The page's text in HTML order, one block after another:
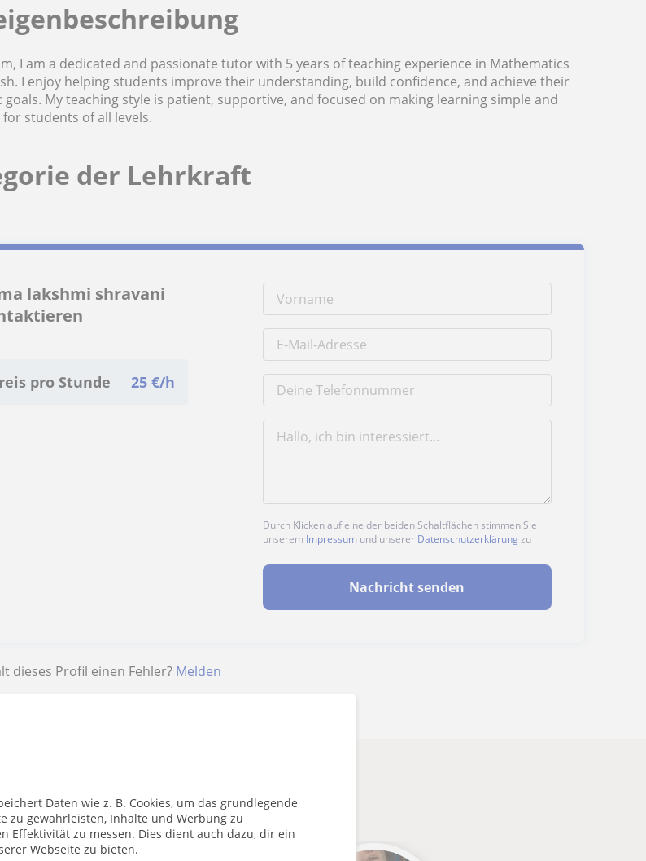
Daten wie z. B. Cookies, um das grundlegende
zu gewährleisten, Inhalte und Werbung zu
Effektivität zu messen. Dies dient auch dazu, dir ein
Webseite zu bieten.
I am a dedicated and passionate tutor with 5 years of teaching experience in Mathematics
I enjoy helping students improve their understanding, build confidence, and achieve their
goals. My teaching style is patient, supportive, and focused on making learning simple and
for students of all levels.
der Lehrkraft
lakshmi shravani
pro Stunde 25 €/h
Durch Klicken auf eine der beiden Schaltflächen stimmen Sie
unserem Impressum und unserer Datenschutzerklärung zu
Nachricht senden
dieses Profil einen Fehler? Melden
der Riß die dich interessieren könnten